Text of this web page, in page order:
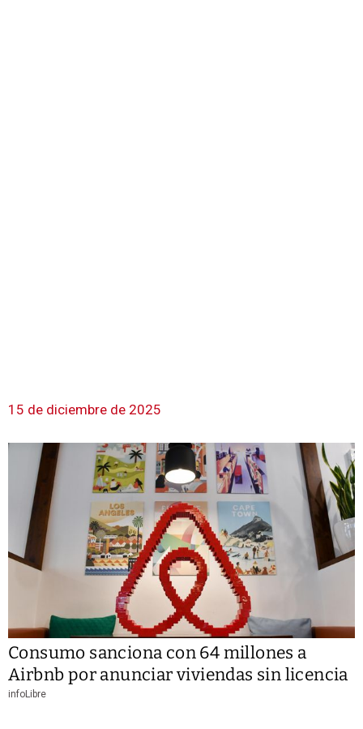
15 de diciembre de 2025
Consumo sanciona con 64 millones a
Airbnb por anunciar viviendas sin licencia
infoLibre